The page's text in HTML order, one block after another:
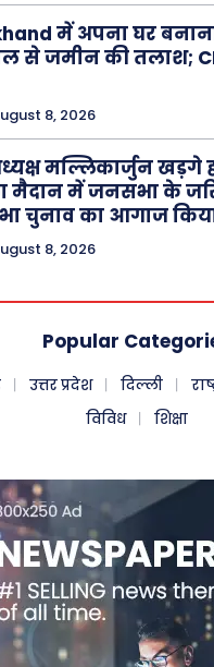
में अपना घर
से जमीन की तलाश;
8, 2026
मल्लिकार्जुन खड़गे
मैदान में जनसभा के
चुनाव का आगाज
8, 2026
Popular
उत्तर प्रदेश दिल्ली
विविध
शिक्षा